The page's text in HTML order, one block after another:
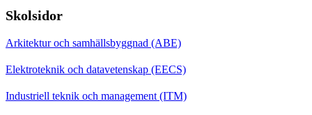
Skolsidor
Arkitektur och samhällsbyggnad (ABE)
Elektroteknik och datavetenskap (EECS)
Industriell teknik och management (ITM)